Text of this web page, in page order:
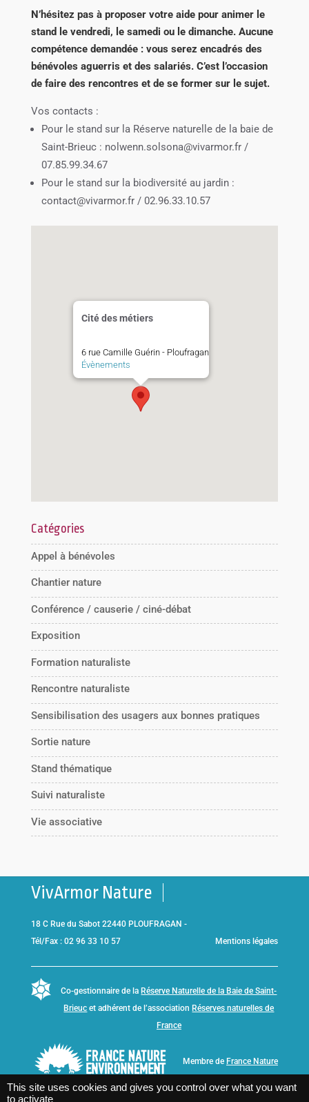
N’hésitez pas à proposer votre aide pour animer le
stand le vendredi, le samedi ou le dimanche. Aucune
compétence demandée : vous serez encadrés des
bénévoles aguerris et des salariés. C’est l’occasion
de faire des rencontres et de se former sur le sujet.
Vos contacts :
Pour le stand sur la Réserve naturelle de la baie de
Saint-Brieuc : nolwenn.solsona@vivarmor.fr /
07.85.99.34.67
Pour le stand sur la biodiversité au jardin :
contact@vivarmor.fr / 02.96.33.10.57
Cité des métiers
6 rue Camille Guérin - Ploufragan
Évènements
Catégories
Appel à bénévoles
Chantier nature
Conférence / causerie / ciné-débat
Exposition
Formation naturaliste
Rencontre naturaliste
Sensibilisation des usagers aux bonnes pratiques
Sortie nature
Stand thématique
Suivi naturaliste
Vie associative
VivArmor Nature
18 C Rue du Sabot 22440 PLOUFRAGAN -
Tél/Fax : 02 96 33 10 57
Mentions légales
Co-gestionnaire de la Réserve Naturelle de la Baie de Saint-
Brieuc et adhérent de l’association Réserves naturelles de
France
Membre de France Nature
This site uses cookies and gives you control over what you want
to activate